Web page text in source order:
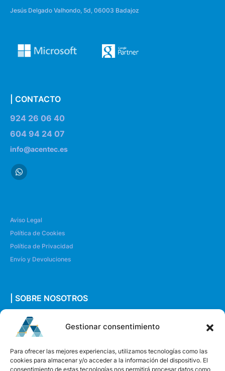
Gestionar consentimiento
Para ofrecer las mejores experiencias, utilizamos tecnologías como las
cookies para almacenar y/o acceder a la información del dispositivo. El
consentimiento de estas tecnologías nos permitirá procesar datos como
Jesús Delgado Valhondo, 5d, 06003 Badajoz
| CONTACTO
924 26 06 40
604 94 24 07
info@acentec.es
Aviso Legal
Política de Cookies
Política de Privacidad
Envío y Devoluciones
| SOBRE NOSOTROS
Quiénes somos
Envíanos un mensaje